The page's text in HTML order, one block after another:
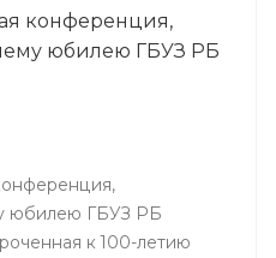
конференция,
юбилею ГБУЗ РБ
юбилею ГБУЗ РБ
к 100-летию